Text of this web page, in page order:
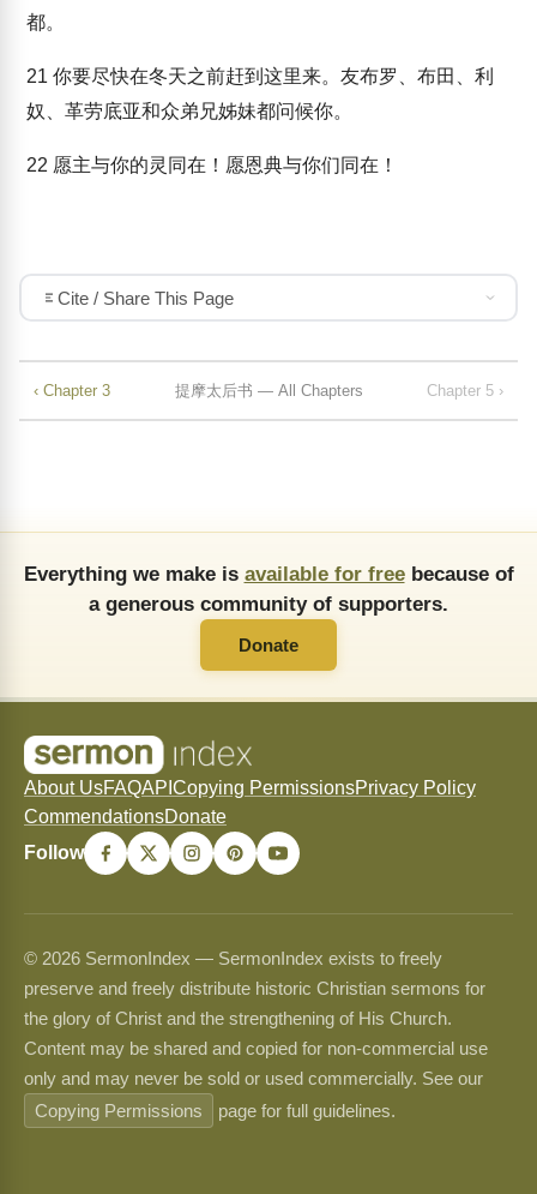
都。
21 你要尽快在冬天之前赶到这里来。友布罗、布田、利
奴、革劳底亚和众弟兄姊妹都问候你。
22 愿主与你的灵同在！愿恩典与你们同在！
Cite / Share This Page
‹ Chapter 3 提摩太后书 — All Chapters Chapter 5 ›
Everything we make is available for freebecause of
a generous community of supporters.
Donate
About UsFAQAPI Copying PermissionsPrivacy Policy
CommendationsDonate
Follow
© 2026 SermonIndex — SermonIndex exists to freely
preserve and freely distribute historic Christian sermons for
the glory of Christ and the strengthening of His Church.
Content may be shared and copied for non-commercial use
only and may never be sold or used commercially. See our
Copying Permissions
page for full guidelines.